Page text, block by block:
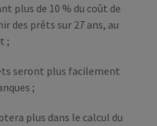
plus de 10 % du coût de
des prêts sur 27 ans, au
;
seront plus facilement
;
plus dans le calcul du